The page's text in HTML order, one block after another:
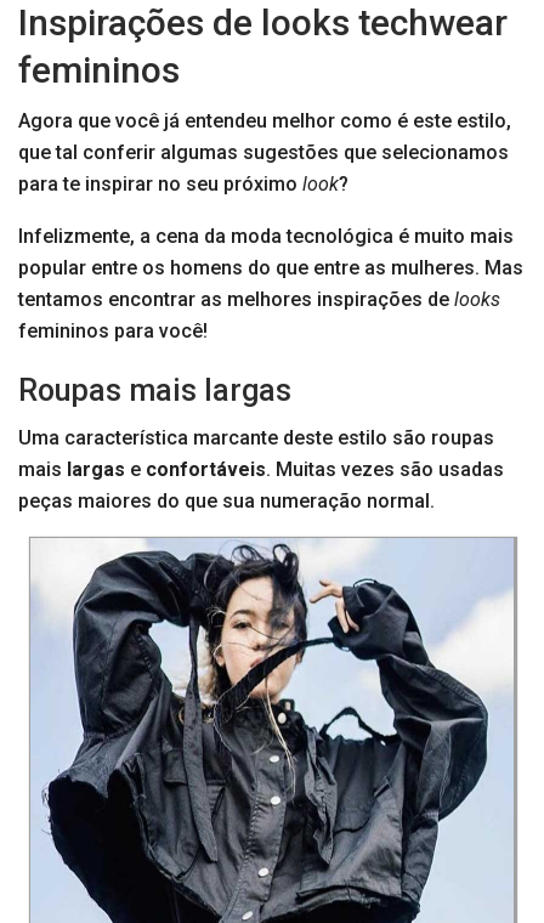
Inspirações de looks techwear
femininos
Agora que você já entendeu melhor como é este estilo,
que tal conferir algumas sugestões que selecionamos
para te inspirar no seu próximo look?
Infelizmente, a cena da moda tecnológica é muito mais
popular entre os homens do que entre as mulheres. Mas
tentamos encontrar as melhores inspirações de looks
femininos para você!
Roupas mais largas
Uma característica marcante deste estilo são roupas
mais largas e confortáveis. Muitas vezes são usadas
peças maiores do que sua numeração normal.